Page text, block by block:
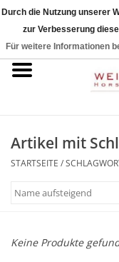
Startseite
Halfter & Seile
Sticks & Strings
Artikel mit
STARTSEITE /
Keine Produkte
Durch die Nutzung unserer
zur Verbesserung
Für weitere Informationen